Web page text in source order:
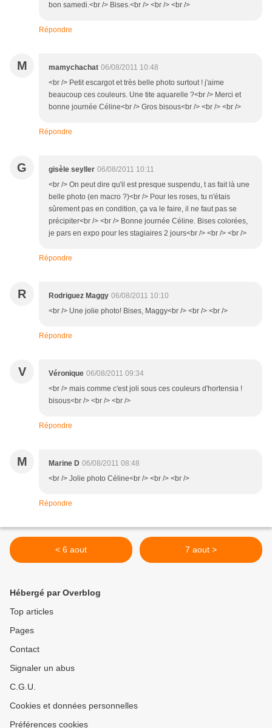
bon samedi.<br /> Bises.<br /> <br /> <br />
Répondre
M mamychachat 06/08/2011 10:48
<br /> Petit escargot et très belle photo surtout ! j'aime
beaucoup ces couleurs. Une tite aquarelle ?<br /> Merci et
bonne journée Céline<br /> Gros bisous<br /> <br /> <br />
Répondre
G gisèle seyller 06/08/2011 10:11
<br /> On peut dire qu'il est presque suspendu, t as fait là une
belle photo (en macro ?)<br /> Pour les roses, tu n'étais
sûrement pas en condition, ça va le faire, il ne faut pas se
précipiter<br /> <br /> Bonne journée Céline. Bises colorées,
je pars en expo pour les stagiaires 2 jours<br /> <br /> <br />
Répondre
R Rodriguez Maggy 06/08/2011 10:10
<br /> Une jolie photo! Bises, Maggy<br /> <br /> <br />
Répondre
V Véronique 06/08/2011 09:34
<br /> mais comme c'est joli sous ces couleurs d'hortensia !
bisous<br /> <br /> <br />
Répondre
M Marine D 06/08/2011 08:48
<br /> Jolie photo Céline<br /> <br /> <br />
Répondre
< 6 aout 7 aout >
Hébergé par Overblog
Top articles
Pages
Contact
Signaler un abus
C.G.U.
Cookies et données personnelles
Préférences cookies